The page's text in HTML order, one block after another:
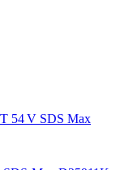
54 V SDS Max